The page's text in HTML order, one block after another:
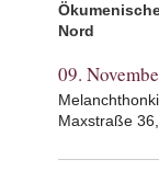
Nord
09.
Maxstraße